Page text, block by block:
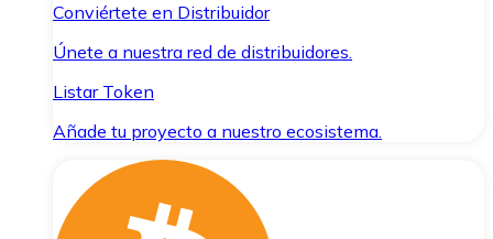
Conviértete en Distribuidor
Únete a nuestra red de distribuidores.
Listar Token
Añade tu proyecto a nuestro ecosistema.